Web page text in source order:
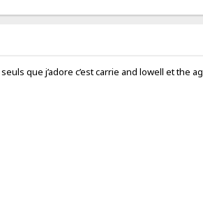
que j’adore c’est carrie and lowell et the